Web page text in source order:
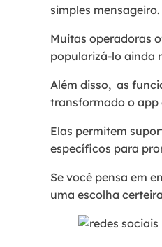
simples mensageiro.
Muitas operadoras
popularizá-lo ainda
Além disso, as
transformado o app
Elas permitem
específicos para
Se você pensa em
uma escolha